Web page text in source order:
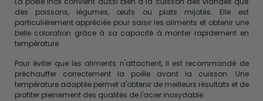
des poissons, légumes, œufs ou plats mijotés. Elle est
particulièrement appréciée pour saisir les aliments et obtenir une
belle coloration grâce à sa capacité à monter rapidement en
température.
Pour éviter que les aliments n'attachent, il est recommandé de
préchauffer correctement la poêle avant la cuisson. Une
température adaptée permet d'obtenir de meilleurs résultats et de
profiter pleinement des qualités de l'acier inoxydable.